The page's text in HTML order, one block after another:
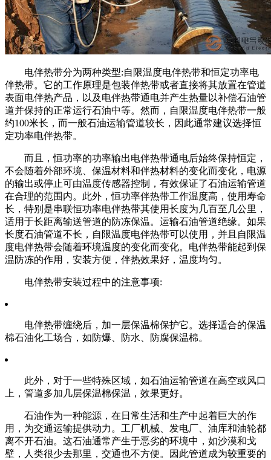
电伴热带分为两种类型:自限温度电伴热带和恒定功率电
伴热带。它的工作原理是包装伴热带或者直接将其放置在管道
表面电伴热产品，以及电伴热带通电并产生热量以补偿石油管
道并保持的正常运行石油中等。然而，自限温度电伴热带一般
约100米长，而一般石油运输管道较长，因此通常建议选择恒
定功率电伴热带。
而且，恒功率的功率输出电伴热带通电后始终保持恒定，
不会随着外部环境、保温材料和伴热材料的变化而变化，电源
的输出或停止可由温度传感器控制，有效保证了石油运输管道
在合理的范围内。此外，恒功率伴热带工作温度高，使用寿命
长，特别是串联恒功率电伴热带其使用长度为几百至几公里，
适用于长距离输送管道的防冻保温。运输石油管道绝缘。如果
长度石油管道不长，自限温度电伴热带可以使用，并且自限温
度电伴热带会随着环境温度的变化而变化。电伴热带能起到保
温防冻的作用，安装方便，伴热效果好，温度均匀。
电伴热带安装过程中的注意事项:
电伴热带缠绕后，加一层保温棉保护它。选择适合的保温
棉石油化工场合，如防爆、防水、防腐保温棉。
此外，对于一些特殊区域，如石油运输管道在高空或风口
上，管道多加几层保温棉保温，效果更好。
石油作为一种能源，在日常生活和生产中起着巨大的作
用，为交通运输提供动力。工厂机械、发电厂、油库和油轮都
离不开石油。这石油通常产生于恶劣的环境中，如沙漠和戈
壁，人类很少去那里，交通也不方便。因此管道成为较重要的